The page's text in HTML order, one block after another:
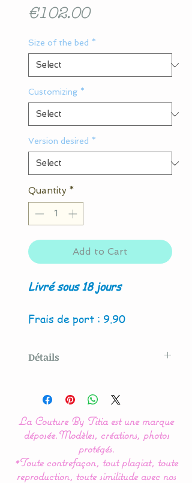
€102.00Price
Size of the bed *
Customizing *
Version desired *
Quantity *
Add to Cart
Livré sous 18 jours
Frais de port : 9.90
Détails
Couture By Titia
Ce tour de Lit est composé
de 5 coussins en forme de
nuages pour une déco de
chambre tout en douceur.
La Couture By Titia est une marque
déposée.Modèles, créations, photos
protégés.
*Toute contrefaçon, tout plagiat, toute
reproduction, toute similitude avec nos